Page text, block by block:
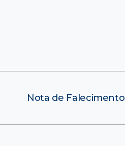
Nota de Falecimento